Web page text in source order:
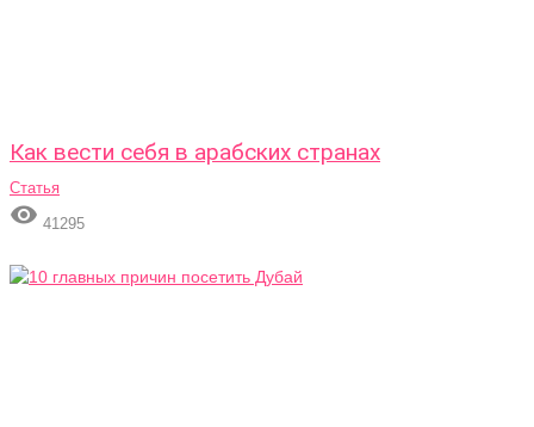
Как вести себя в арабских странах
Статья
 41295